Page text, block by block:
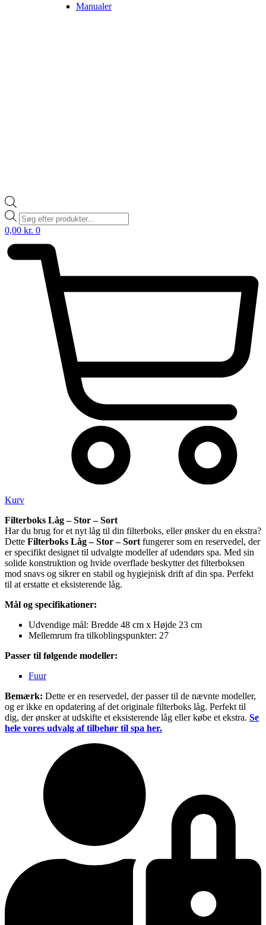
Manualer
Products
search
0,00 kr. 0
Kurv
Filterboks Låg – Stor – Sort
Har du brug for et nyt låg til din filterboks, eller ønsker du en ekstra?
Dette Filterboks Låg – Stor – Sortfungerer som en reservedel, der
er specifikt designet til udvalgte modeller af udendørs spa. Med sin
solide konstruktion og hvide overflade beskytter det filterboksen
mod snavs og sikrer en stabil og hygiejnisk drift af din spa. Perfekt
til at erstatte et eksisterende låg.
Mål og specifikationer:
Udvendige mål: Bredde 48 cm x Højde 23 cm
Mellemrum fra tilkoblingspunkter: 27
Passer til følgende modeller:
Fuur
Bemærk: Dette er en reservedel, der passer til de nævnte modeller,
og er ikke en opdatering af det originale filterboks låg. Perfekt til
dig, der ønsker at udskifte et eksisterende låg eller købe et ekstra. Se
hele vores udvalg af tilbehør til spa her.